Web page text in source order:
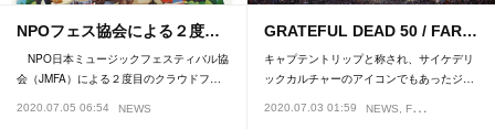
NPOフェス協会による２度…
NPO日本ミュージックフェスティバル協
会（JMFA）による２度目のクラウドフ…
2020.07.05 06:54 NEWS
GRATEFUL DEAD 50 / FAR…
キャプテントリップと称され、サイケデリ
ックカルチャーのアイコンでもあったジ…
2020.07.03 01:59 NEWS FESTIVAL